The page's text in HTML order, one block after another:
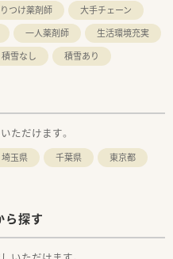
つけ薬剤師
大手チェーン
一人薬剤師
生活環境充実
積雪なし 積雪あり
ただけます。
埼玉県 千葉県
東京都
ら探す